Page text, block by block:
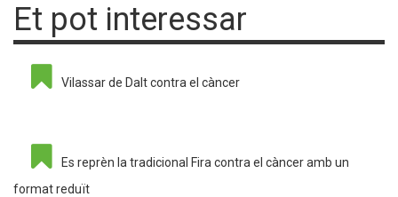
Et pot interessar
Vilassar de Dalt contra el càncer
Es reprèn la tradicional Fira contra el càncer amb un
format reduït